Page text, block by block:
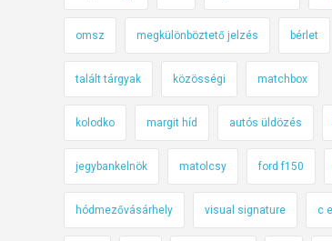
omsz megkülönböztető jelzés bérlet
talált tárgyak közösségi matchbox
kolodko margit híd autós üldözés
jegybankelnök matolcsy ford f150
hódmezővásárhely visual signature c